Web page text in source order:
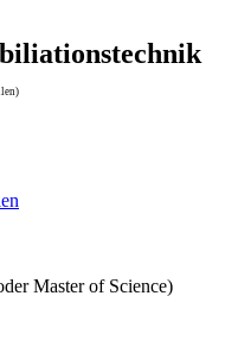
Master of Science)